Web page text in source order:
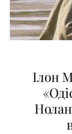
Ілон